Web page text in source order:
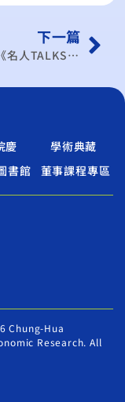
下一篇
劉大年：《名人TALKS》美國加碼三○一關稅的發展
慶
學術典藏
書館
董事課程專區
Chung-Hua
Research. All